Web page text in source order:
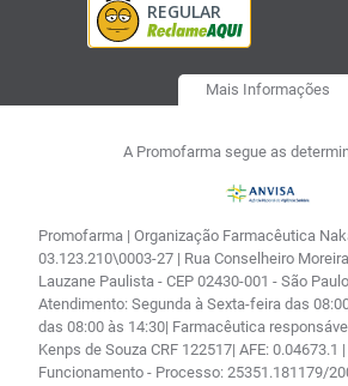
Mais Informações
A Promofarma segue as
Promofarma | Organização Farmacêutica
03.123.210\0003-27 | Rua Conselheiro
Lauzane Paulista - CEP 02430-001 - São
Atendimento: Segunda à Sexta-feira das
das 08:00 às 14:30| Farmacêutica
Kenps de Souza CRF 122517| AFE: 0.04673.1
Funcionamento - Processo: 25351.181179/